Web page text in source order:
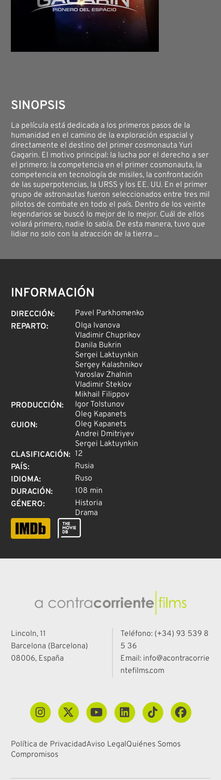
SINOPSIS
La película está dedicada a los primeros pasos de la
humanidad en el camino de la exploración espacial y
directamente el destino del primer cosmonauta Yuri
Gagarin. El motivo principal: la lucha por el derecho a ser
el primero: la competencia en el primer cosmonauta, la
competencia en tecnología de misiles, la confrontación
de las superpotencias, la URSS y los EE. UU. En el primer
grupo de astronautas fueron seleccionados entre tres mil
pilotos de combate en todo el país. Dentro de los veinte
legendarios se buscó lo mejor de lo mejor. Cuál de ellos
volará primero, nadie lo sabía. De esta manera, tuvo que
lidiar no solo con la atracción de la tierra ...
INFORMACIÓN
DIRECCIÓN:
Pavel Parkhomenko
REPARTO:
Olga Ivanova
Vladimir Chuprikov
Danila Bukrin
Sergei Laktuynkin
Sergey Kalashnikov
Yaroslav Zhalnin
Vladimir Steklov
Mikhail Filippov
PRODUCCIÓN:
Igor Tolstunov
Oleg Kapanets
GUION:
Oleg Kapanets
Andrei Dmitriyev
Sergei Laktuynkin
CLASIFICACIÓN: 12
PAÍS:
Rusia
IDIOMA:
Ruso
DURACIÓN:
108 min
GÉNERO:
Historia
Drama
Lincoln, 11
Barcelona (Barcelona)
08006, España
Teléfono: (+34) 93 539 8
5 36
Email: info@acontracorrie
ntefilms.com
Política de PrivacidadAviso LegalQuiénes Somos
Compromisos